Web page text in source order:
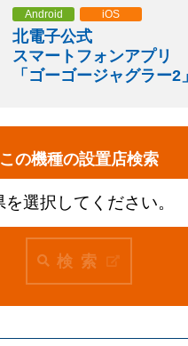
Android iOS
北電子公式
スマートフォンアプリ
「ゴーゴージャグラー2」
この機種の設置店検索
検索